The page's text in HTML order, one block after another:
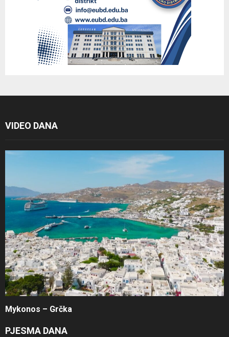
VIDEO DANA
Mykonos – Grčka
PJESMA DANA